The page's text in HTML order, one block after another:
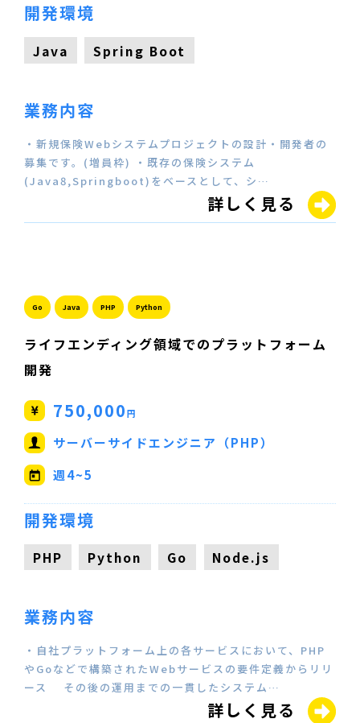
開発環境
Java Spring Boot
業務内容
・新規保険Webシステムプロジェクトの設計・開発者の
募集です。(増員枠) ・既存の保険システム
(Java8,Springboot)をベースとして、シ…
詳しく見る
Go Java PHP Python
ライフエンディング領域でのプラットフォーム
開発
750,000円
サーバーサイドエンジニア（PHP）
週4~5
開発環境
PHP Python Go Node.js
業務内容
・自社プラットフォーム上の各サービスにおいて、PHP
やGoなどで構築されたWebサービスの要件定義からリリ
ース その後の運用までの一貫したシステム…
詳しく見る